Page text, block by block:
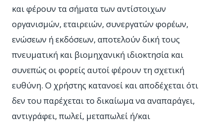
και φέρουν τα σήματα των αντίστοιχων
οργανισμών, εταιρειών, συνεργατών φορέων,
ενώσεων ή εκδόσεων, αποτελούν δική τους
πνευματική και βιομηχανική ιδιοκτησία και
συνεπώς οι φορείς αυτοί φέρουν τη σχετική
ευθύνη. Ο χρήστης κατανοεί και αποδέχεται ότι
δεν του παρέχεται το δικαίωμα να αναπαράγει,
αντιγράφει, πωλεί, μεταπωλεί ή/και